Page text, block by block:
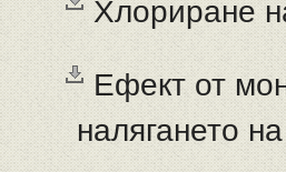
Хлориране
Ефект от
налягането